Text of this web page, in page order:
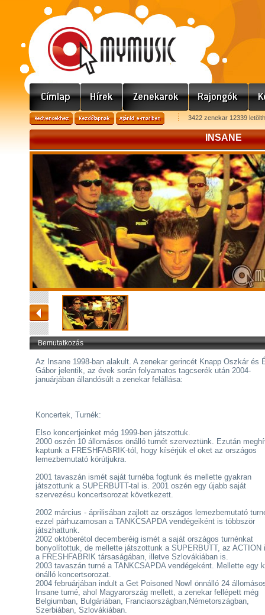
3422 zenekar 12339
INSANE
Bemutatkozás
Az Insane 1998-ban alakult. A zenekar gerincét Knapp Oszkár és
Gábor jelentik, az évek során folyamatos tagcserék után 2004-
januárjában állandósúlt a zenekar felállása:
Koncertek, Turnék:
Elso koncertjeinket még 1999-ben játszottuk.
2000 oszén 10 állomásos önálló turnét szerveztünk. Ezután
kaptunk a FRESHFABRIK-tól, hogy kísérjük el oket az országos
lemezbemutató körútjukra.
2001 tavaszán ismét saját turnéba fogtunk és mellette gyakran
játszottunk a SUPERBUTT-tal is. 2001 oszén egy újabb saját
szervezésu koncertsorozat következett.
2002 március - áprilisában zajlott az országos lemezbemutató
ezzel párhuzamosan a TANKCSAPDA vendégeiként is többször
játszhattunk.
2002 októberétol decemberéig ismét a saját országos turnénkat
bonyolítottuk, de mellette játszottunk a SUPERBUTT, az ACTION
a FRESHFABRIK társaságában, illetve Szlovákiában is.
2003 tavaszán turné a TANKCSAPDA vendégeként. Mellette egy
önálló koncertsorozat.
2004 februárjában indult a Get Poisoned Now! önnálló 24
Insane turné, ahol Magyarország mellett, a zenekar fellépett még
Belgiumban, Bulgáriában, Franciaországban,Németországban,
Szerbiában, Szlovákiában.